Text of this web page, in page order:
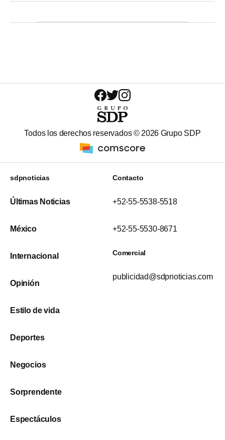
Todos los derechos reservados © 2026 Grupo SDP
sdpnoticias
Últimas Noticias
México
Internacional
Opinión
Estilo de vida
Deportes
Negocios
Sorprendente
Espectáculos
Contacto
+52-55-5538-5518
+52-55-5530-8671
Comercial
publicidad@sdpnoticias.com